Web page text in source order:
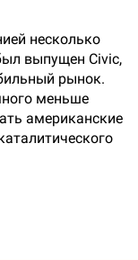
несколько
выпущен Civic,
рынок.
меньше
американские